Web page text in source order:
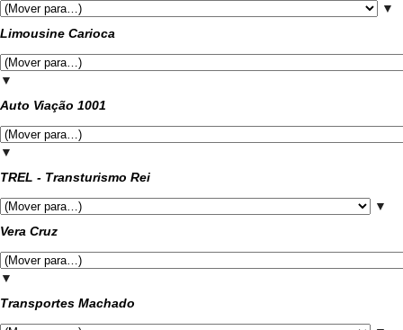
▼
Limousine Carioca
▼
Auto Viação 1001
▼
TREL - Transturismo Rei
▼
Vera Cruz
▼
Transportes Machado